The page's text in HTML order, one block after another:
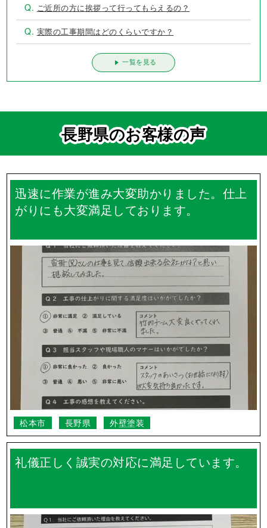
Q. ご近所の方に挨拶って行ってもらえるの？
Q. 実際の工事期間はどのくらいですか？
一覧を見る
長野県のお客様の声
迅速に作業が進み大変助かりました。仕上
がりにも大変満足しております。
松本市 長野県 外壁塗装
礼儀正しく誠実の対応に満足しています。